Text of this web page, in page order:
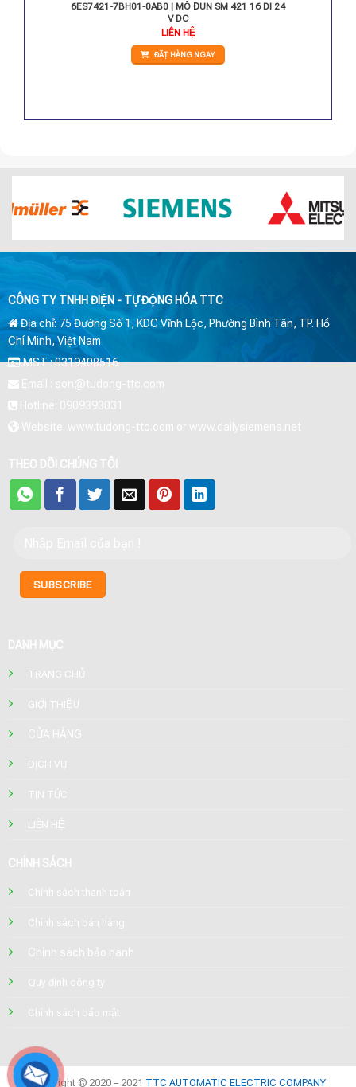
6ES7421-7BH01-0AB0 | MÔ ĐUN SM 421 16 DI 24
V DC
LIÊN HỆ
ĐẶT HÀNG NGAY
CÔNG TY TNHH ĐIỆN - TỰ ĐỘNG HÓA TTC
Địa chỉ: 75 Đường Số 1, KDC Vĩnh Lộc, Phường Bình Tân, TP. Hồ
Chí Minh, Việt Nam
MST : 0319408516
Email : son@tudong-ttc.com
Hotline: 0909393031
Website: www.tudong-ttc.com or www.dailysiemens.net
THEO DÕI CHÚNG TÔI
DANH MỤC
TRANG CHỦ
GIỚI THIỆU
CỬA HÀNG
DỊCH VỤ
TIN TỨC
LIÊN HỆ
CHÍNH SÁCH
Chính sách thanh toán
Chính sách bán hàng
Chính sách bảo hành
Quy định công ty
Chính sách bảo mật
Copyright © 2020 – 2021 TTC AUTOMATIC ELECTRIC COMPANY